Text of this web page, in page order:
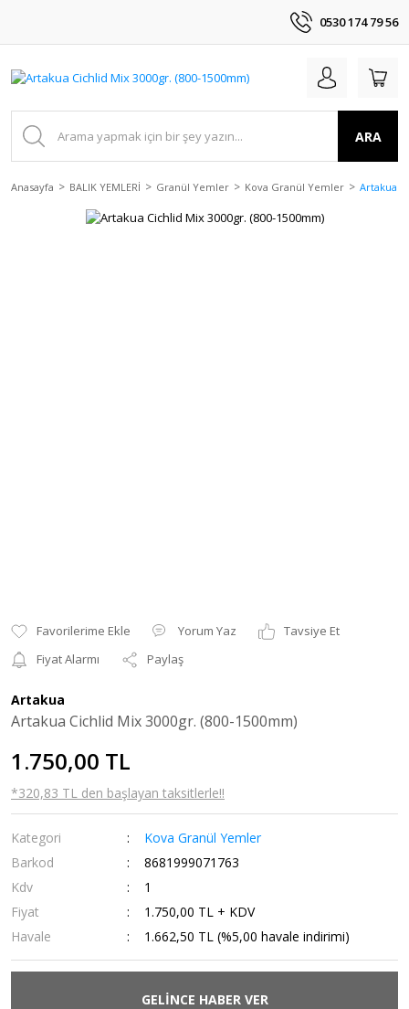
0530 174 79 56
ARA
Anasayfa BALIK YEMLERİ Granül Yemler Kova Granül Yemler Artakua
Yorum Yaz
Tavsiye Et
Fiyat Alarmı
Paylaş
Artakua
Artakua Cichlid Mix 3000gr. (800-1500mm)
1.750,00 TL
*320,83 TL den başlayan taksitlerle!!
Kategori
Kova Granül Yemler
Barkod
8681999071763
Kdv
1
Fiyat
1.750,00 TL + KDV
Havale
1.662,50 TL (%5,00 havale indirimi)
GELİNCE HABER VER